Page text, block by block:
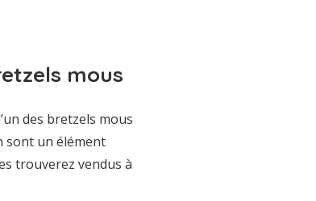
mous
des bretzels mous
sont un élément
trouverez vendus à